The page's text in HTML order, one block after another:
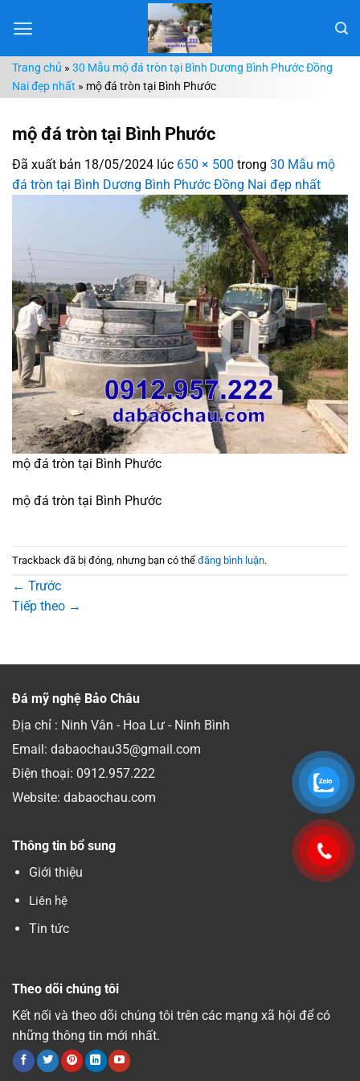
đến
dungTrang chủ » 30 Mẫu mộ đá tròn tại Bình Dương Bình Phước Đồng
Nai đẹp nhất » mộ đá tròn tại Bình Phước
mộ đá tròn tại Bình Phước
Đã xuất bản 18/05/2024 lúc 650 × 500 trong 30 Mẫu mộ
đá tròn tại Bình Dương Bình Phước Đồng Nai đẹp nhất
mộ đá tròn tại Bình Phước
mộ đá tròn tại Bình Phước
Trackback đã bị đóng, nhưng bạn có thể đăng bình luận.
← Trước
Tiếp theo →
Đá mỹ nghệ Bảo Châu
Địa chỉ : Ninh Vân - Hoa Lư - Ninh Bình
Email: dabaochau35@gmail.com
Điện thoại: 0912.957.222
Website: dabaochau.com
Thông tin bổ sung
Giới thiệu
Liên hệ
Tin tức
Theo dõi chúng tôi
Kết nối và theo dõi chúng tôi trên các mạng xã hội để có
những thông tin mới nhất.